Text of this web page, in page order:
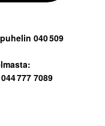
040 509
777 7089